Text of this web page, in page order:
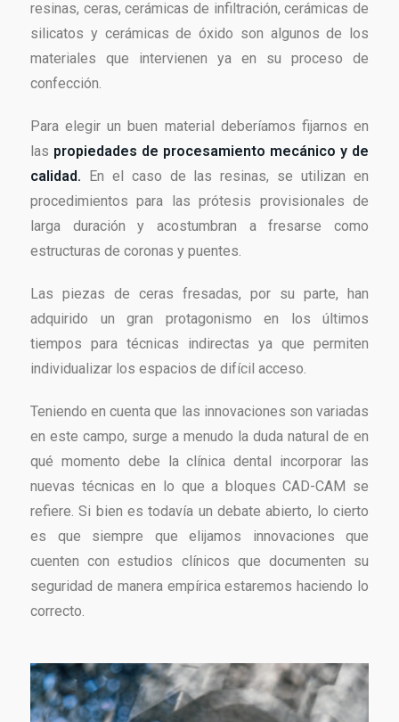
resinas, ceras, cerámicas de infiltración, cerámicas de
silicatos y cerámicas de óxido son algunos de los
materiales que intervienen ya en su proceso de
confección.
Para elegir un buen material deberíamos fijarnos en
las propiedades de procesamiento mecánico y de
calidad. En el caso de las resinas, se utilizan en
procedimientos para las prótesis provisionales de
larga duración y acostumbran a fresarse como
estructuras de coronas y puentes.
Las piezas de ceras fresadas, por su parte, han
adquirido un gran protagonismo en los últimos
tiempos para técnicas indirectas ya que permiten
individualizar los espacios de difícil acceso.
Teniendo en cuenta que las innovaciones son variadas
en este campo, surge a menudo la duda natural de en
qué momento debe la clínica dental incorporar las
nuevas técnicas en lo que a bloques CAD-CAM se
refiere. Si bien es todavía un debate abierto, lo cierto
es que siempre que elijamos innovaciones que
cuenten con estudios clínicos que documenten su
seguridad de manera empírica estaremos haciendo lo
correcto.